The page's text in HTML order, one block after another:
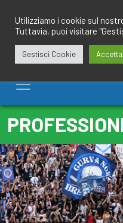
contenuto
Utilizziamo i cookie sul
Tuttavia, puoi visitare
Gestisci Cookie